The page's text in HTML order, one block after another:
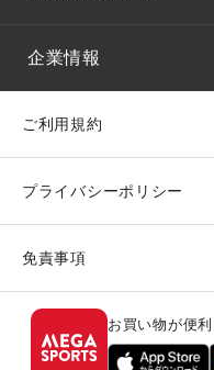
企業情報
ご利用規約
プライバシーポリシー
免責事項
お買い物が便